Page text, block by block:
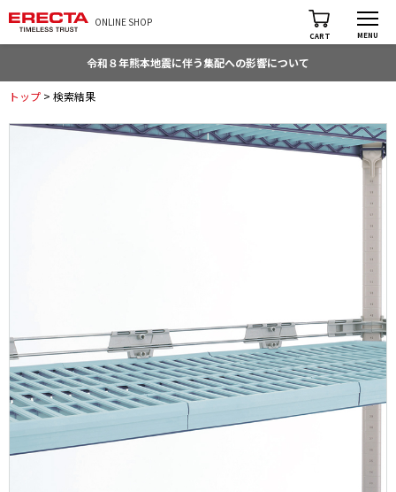
ONLINE SHOP
CART MENU
令和８年熊本地震に伴う集配への影響について
トップ > 検索結果